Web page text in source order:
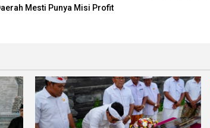
Mesti Punya Misi Profit